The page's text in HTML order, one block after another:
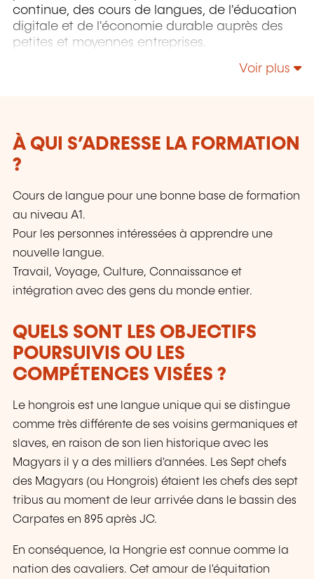
continue, des cours de langues, de l'éducation
digitale et de l'économie durable auprès des
petites et moyennes entreprises.
Voir plus
À QUI S’ADRESSE LA FORMATION
?
Cours de langue pour une bonne base de formation
au niveau A1.
Pour les personnes intéressées à apprendre une
nouvelle langue.
Travail, Voyage, Culture, Connaissance et
intégration avec des gens du monde entier.
QUELS SONT LES OBJECTIFS
POURSUIVIS OU LES
COMPÉTENCES VISÉES ?
Le hongrois est une langue unique qui se distingue
comme très différente de ses voisins germaniques et
slaves, en raison de son lien historique avec les
Magyars il y a des milliers d'années. Les Sept chefs
des Magyars (ou Hongrois) étaient les chefs des sept
tribus au moment de leur arrivée dans le bassin des
Carpates en 895 après JC.
En conséquence, la Hongrie est connue comme la
nation des cavaliers. Cet amour de l'équitation